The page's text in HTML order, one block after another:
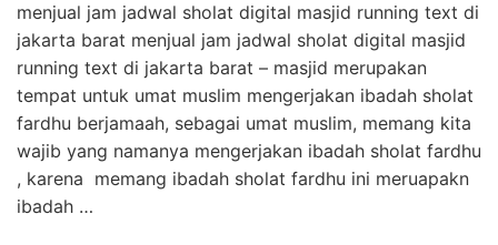
menjual jam jadwal sholat digital masjid running text di
jakarta barat menjual jam jadwal sholat digital masjid
running text di jakarta barat – masjid merupakan
tempat untuk umat muslim mengerjakan ibadah sholat
fardhu berjamaah, sebagai umat muslim, memang kita
wajib yang namanya mengerjakan ibadah sholat fardhu
, karena memang ibadah sholat fardhu ini meruapakn
ibadah …